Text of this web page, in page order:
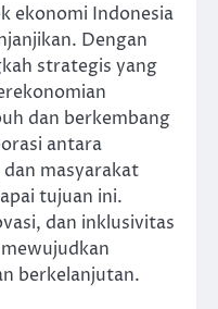
ekonomi Indonesia
Dengan
strategis yang
dan berkembang
antara
masyarakat
tujuan ini.
dan inklusivitas
berkelanjutan.